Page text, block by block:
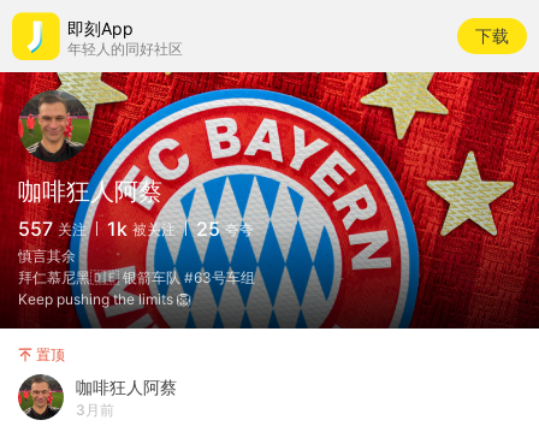
即刻App
年轻人的同好社区
下载
咖啡狂人阿蔡
557 关注 1k 被关注 25 夸夸
慎言其余
拜仁慕尼黑🇩🇪 银箭车队 #63号车组
Keep pushing the limits 🦁
置顶
咖啡狂人阿蔡
3月前